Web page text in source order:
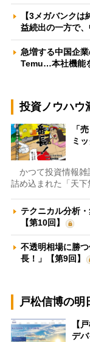
【3メガバンク
益続出の一方で
急増する中国企
Temu…本社機能
投資ノウハウ
「
ミ
かつて投資情報雑
詰め込まれた「天
テクニカル分析
【第10回】
不透明相場に勝
長！」【第9回】
戸松信博の明
【
デ